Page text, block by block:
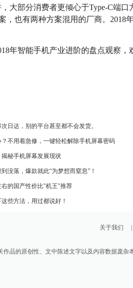
大部分消费者更倾心于Type-C端
，也有两种方案混用的厂商。2018
年智能手机产业进阶的盘点观察，
日达，别的平台甚至都不会发货。
不用着急修，一键轻松解除手机屏幕密码
秘手机屏幕发展现状
没落，爆款就此“为梦想而窒息”！
的国产性价比"机王"推荐
些方法，用过都说好！
关于我们
作品的原创性、文中陈述文字以及内容数据庞杂